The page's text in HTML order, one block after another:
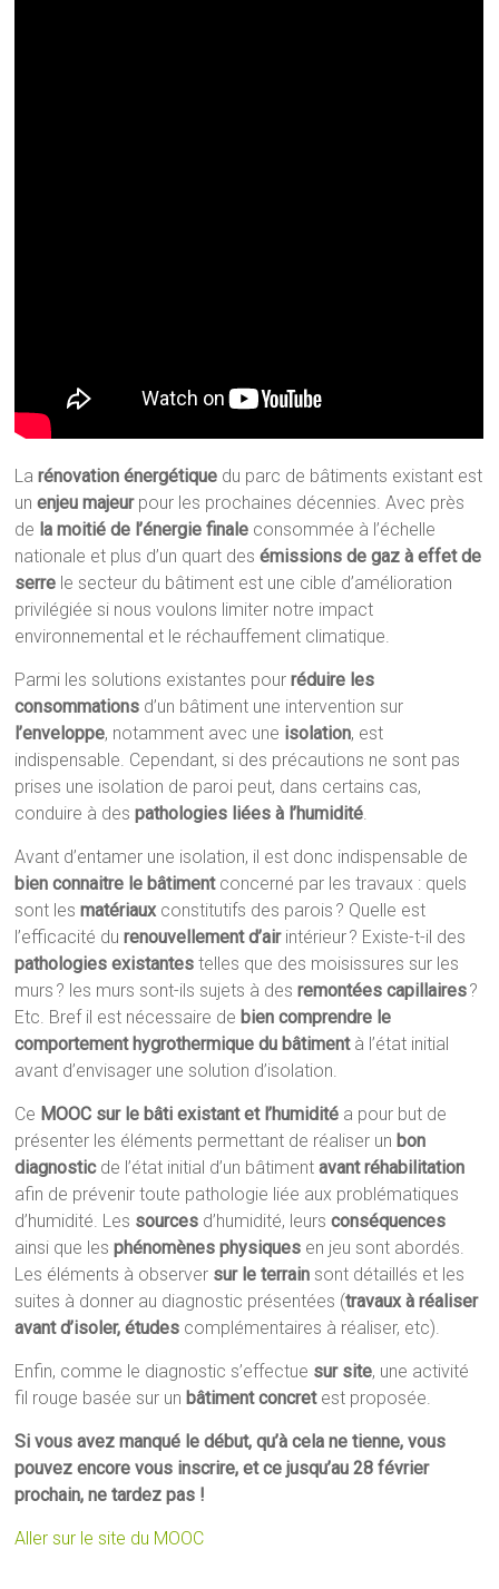
Larénovation énergétique du parc de bâtiments existant est
unenjeu majeurpour les prochaines décennies. Avec près
de la moitié de l’énergie finale consommée à l’échelle
nationale et plus d’un quart desémissions de gaz à effet de
serre le secteur du bâtiment est une cible d’amélioration
privilégiée si nous voulons limiter notre impact
environnemental et le réchauffement climatique.
Parmi les solutions existantes pourréduire les
consommations d’un bâtiment une intervention sur
l’enveloppe, notamment avec une isolation, est
indispensable. Cependant, si des précautions ne sont pas
prises une isolation de paroi peut, dans certains cas,
conduire à despathologies liées à l’humidité
Avant d’entamer une isolation, il est donc indispensable de
bien connaitre le bâtimentconcerné par les travaux : quels
sont lesmatériaux constitutifs des parois ? Quelle est
l’efficacité durenouvellement d’airintérieur ? Existe-t-il des
pathologies existantes telles que des moisissures sur les
murs ? les murs sont-ils sujets à desremontées capillaires?
Etc. Bref il est nécessaire de bien comprendre le
comportement hygrothermique du bâtimentà l’état initial
avant d’envisager une solution d’isolation.
Ce MOOC sur le bâti existant et l’humidité a pour but de
présenter les éléments permettant de réaliser un bon
diagnosticde l’état initial d’un bâtimentavant réhabilitation
afin de prévenir toute pathologie liée aux problématiques
d’humidité. Les sources d’humidité, leursconséquences
ainsi que lesphénomènes physiques en jeu sont abordés.
Les éléments à observer sur le terrain sont détaillés et les
suites à donner au diagnostic présentées (travaux à réaliser
avant d’isoler, études complémentaires à réaliser, etc).
Enfin, comme le diagnostic s’effectue sur site, une activité
fil rouge basée sur un bâtiment concretest proposée.
Si vous avez manqué le début, qu’à cela ne tienne, vous
pouvez encore vous inscrire, et ce jusqu’au 28 février
prochain, ne tardez pas !
Aller sur le site du MOOC